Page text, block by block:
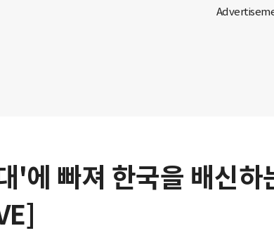
'에 빠져 한국을 배신